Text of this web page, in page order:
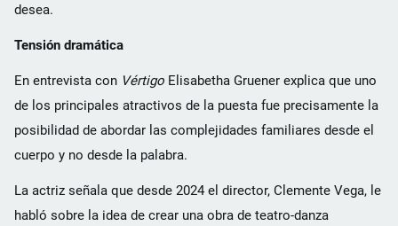
desea.
Tensión dramática
En entrevista con Vértigo Elisabetha Gruener explica que uno
de los principales atractivos de la puesta fue precisamente la
posibilidad de abordar las complejidades familiares desde el
cuerpo y no desde la palabra.
La actriz señala que desde 2024 el director, Clemente Vega, le
habló sobre la idea de crear una obra de teatro-danza